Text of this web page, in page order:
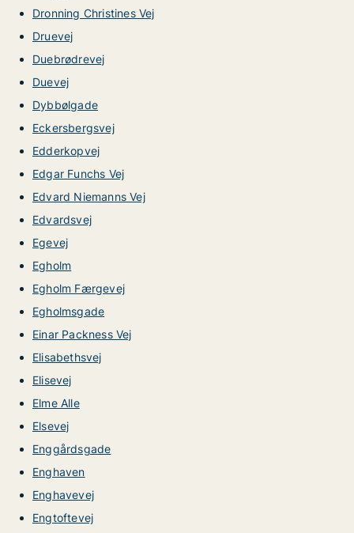
Dronning Christines Vej
Druevej
Duebrødrevej
Duevej
Dybbølgade
Eckersbergsvej
Edderkopvej
Edgar Funchs Vej
Edvard Niemanns Vej
Edvardsvej
Egevej
Egholm
Egholm Færgevej
Egholmsgade
Einar Packness Vej
Elisabethsvej
Elisevej
Elme Alle
Elsevej
Enggårdsgade
Enghaven
Enghavevej
Engtoftevej